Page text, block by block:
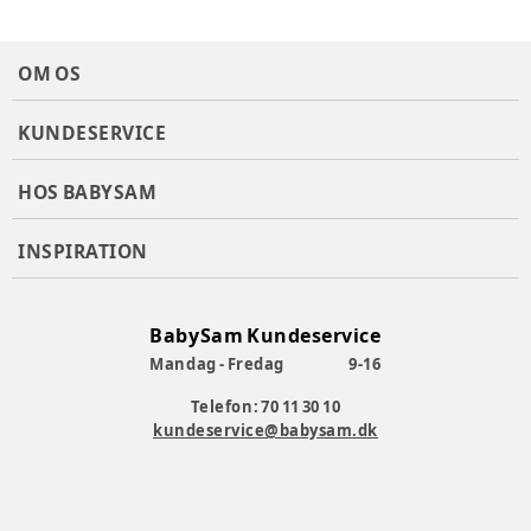
Montering
Stolens retning:360 grader
OM OS
KUNDESERVICE
HOS BABYSAM
INSPIRATION
BabySam Kundeservice
Mandag - Fredag
9-16
Telefon: 70 11 30 10
kundeservice@babysam.dk